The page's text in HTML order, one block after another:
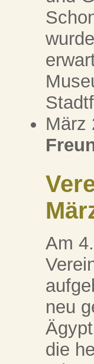
März
Am
neu
die